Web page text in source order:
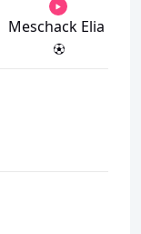
Meschack Elia